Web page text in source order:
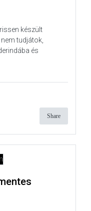
készült
nem tudjátok,
és
Share